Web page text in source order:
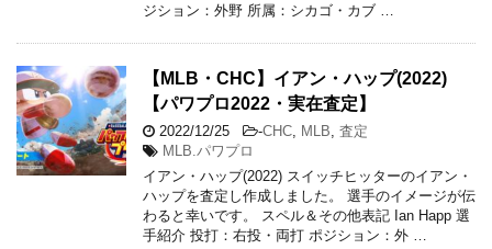
ジション：外野 所属：シカゴ・カブ …
【MLB・CHC】イアン・ハップ(2022)
【パワプロ2022・実在査定】
2022/12/25 -CHC MLB 査定
MLB.パワプロ
イアン・ハップ(2022) スイッチヒッターのイアン・
ハップを査定し作成しました。 選手のイメージが伝
わると幸いです。 スペル＆その他表記 Ian Happ 選
手紹介 投打：右投・両打 ポジション：外 …